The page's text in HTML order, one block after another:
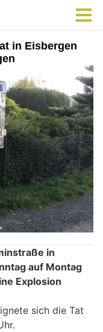
in Eisbergen
in
auf Montag
Explosion
sich die Tat